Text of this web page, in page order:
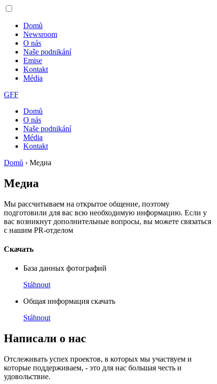
Domů
Newsroom
O nás
Naše podnikání
Emise
Kontakt
Média
GFF
Domů
O nás
Naše podnikání
Média
Kontakt
Domů › Медиа
Медиа
Мы рассчитываем на открытое общение, поэтому
подготовили для вас всю необходимую информацию. Если у
вас возникнут дополнительные вопросы, вы можете связаться
с нашим PR-отделом
Скачать
База данных фотографий
Stáhnout
Общая информация скачать
Stáhnout
Написали о нас
Отслеживать успех проектов, в которых мы участвуем и
которые поддерживаем, - это для нас большая честь и
удовольствие.